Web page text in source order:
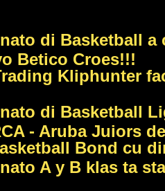
di Basketball
Betico Croes!!!
Kliphunter
di Basketball
- Aruba Juiors
Bond cu
A y B klas ta